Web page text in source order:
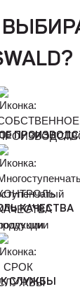
КАЧЕСТВА
СЛУЖБЫ